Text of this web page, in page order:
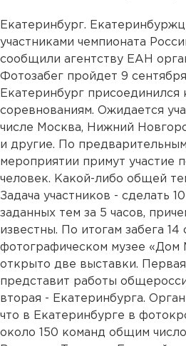
Екатеринбург.
участниками чемпионата
сообщили агентству ЕАН
Фотозабег пройдет 9
Екатеринбург
соревнованиям. Ожидается
числе Москва, Нижний
и другие. По
мероприятии примут участие
человек. Какой-либо общей
Задача участников - сделать
заданных тем за 5 часов,
известны. По итогам забега 14
фотографическом музее «Дом
открыто две выставки.
представит работы
вторая - Екатеринбурга.
что в Екатеринбурге в
около 150 команд общим